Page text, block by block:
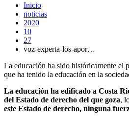
Inicio
noticias
2020
10
27
voz-experta-los-apor…
La educación ha sido históricamente el
que ha tenido la educación en la
La educación ha edificado a Costa
del Estado de derecho del que goza,
este Estado de derecho, ninguna